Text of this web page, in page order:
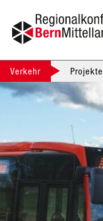
Verkehr Projekte